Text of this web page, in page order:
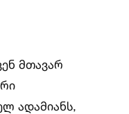
მთავარ
ადამიანს,